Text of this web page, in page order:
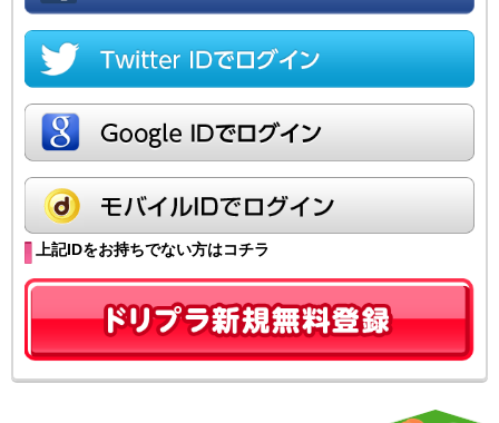
上記IDをお持ちでない方はコチラ